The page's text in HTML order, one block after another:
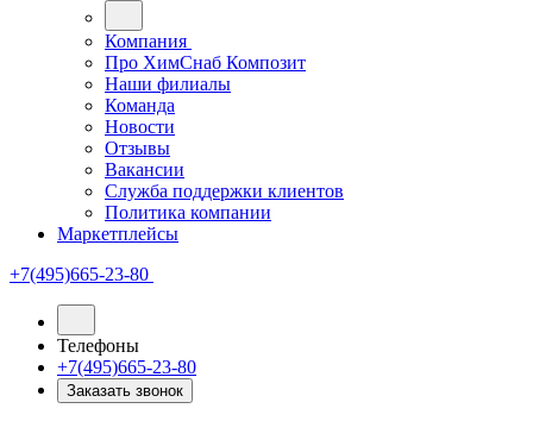
Компания
Про ХимСнаб Композит
Наши филиалы
Команда
Новости
Отзывы
Вакансии
Служба поддержки клиентов
Политика компании
Маркетплейсы
+7(495)665-23-80
Телефоны
+7(495)665-23-80
Заказать звонок